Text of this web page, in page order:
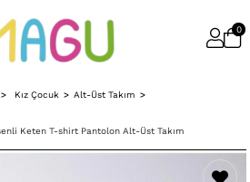
0
Kız Çocuk Alt-Üst Takım
Keten T-shirt Pantolon Alt-Üst Takım